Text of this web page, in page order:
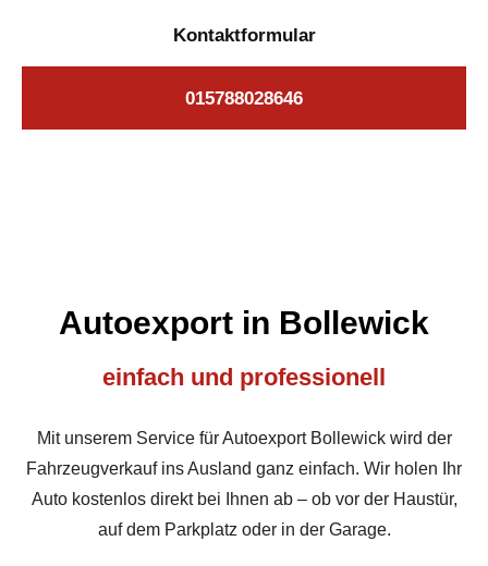
Kontaktformular
015788028646
Autoexport in Bollewick
einfach und professionell
Mit unserem Service für Autoexport Bollewick wird der
Fahrzeugverkauf ins Ausland ganz einfach. Wir holen Ihr
Auto kostenlos direkt bei Ihnen ab – ob vor der Haustür,
auf dem Parkplatz oder in der Garage.